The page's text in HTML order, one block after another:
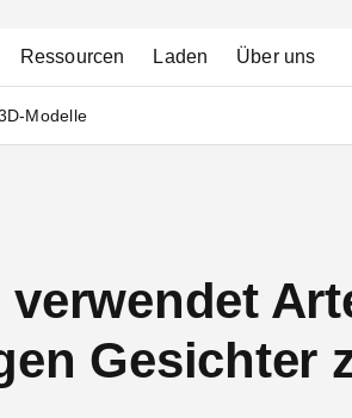
Ressourcen Laden Über uns
Modelle
Gesichter